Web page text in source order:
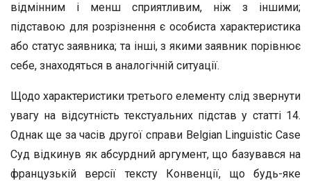
відмінним і менш сприятливим, ніж з іншими;
підставою для розрізнення є особиста характеристика
або статус заявника; та інші, з якими заявник порівнює
себе, знаходяться в аналогічній ситуації.
Щодо характеристики третього елементу слід звернути
увагу на відсутність текстуальних підстав у статті 14.
Однак ще за часів другої справи Belgian Linguistic Case
Суд відкинув як абсурдний аргумент, що базувався на
французькій версії тексту Конвенції, що будь-яке